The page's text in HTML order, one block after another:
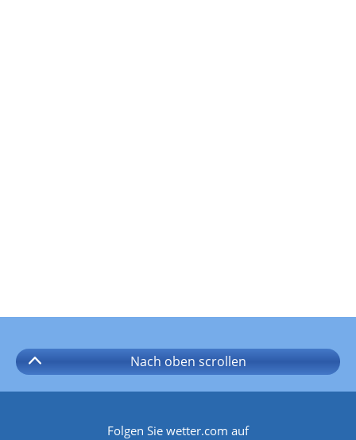
Nach oben scrollen
Folgen Sie wetter.com auf